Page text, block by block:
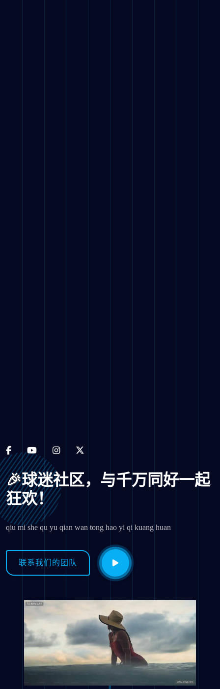
🎉球迷社区，与千万同好一起
狂欢！
qiu mi she qu yu qian wan tong hao yi qi kuang huan
联系我们的团队